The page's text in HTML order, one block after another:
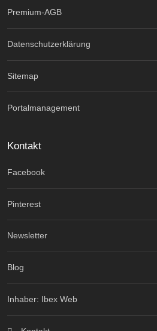
Premium-AGB
Datenschutzerklärung
Sitemap
Portalmanagement
Kontakt
Facebook
Pinterest
Newsletter
Blog
Inhaber: Ibex Web